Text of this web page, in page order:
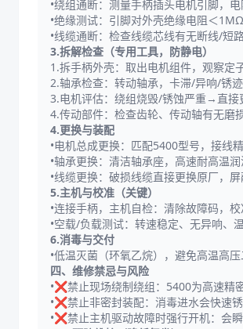
•绕组通断：测量手柄插头电机引脚，
•绝缘测试：引脚对外壳绝缘电阻＜
•线缆通断：检查线缆芯线有无断线/短路
3.拆解检查（专用工具，防静电）
1.拆手柄外壳：取出电机组件，观察
2.轴承检查：转动轴承，卡滞/异响/锈
3.电机评估：绕组烧毁/锈蚀严重→直
4.传动部件：检查齿轮、传动轴有无磨
4.更换与装配
•电机总成更换：匹配5400型号，接线
•轴承更换：清洁轴承座，高速耐高温
•线缆更换：破损线缆直接更换原厂，屏
5.主机与校准（关键）
•连接手柄，主机自检：清除故障码，
•空载/负载测试：转速稳定、无异响
6.消毒与交付
•低温灭菌（环氧乙烷），避免高温高
四、维修禁忌与风险
•❌禁止现场绕制绕组：5400为高速精
•❌禁止非密封装配：消毒进水会快速
•❌禁止主机驱动故障时强行开机：会